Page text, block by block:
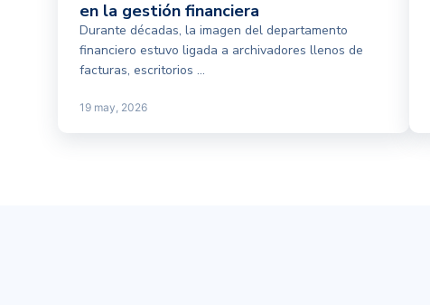
en la gestión financiera
Durante décadas, la imagen del departamento
financiero estuvo ligada a archivadores llenos de
facturas, escritorios ...
19 may, 2026